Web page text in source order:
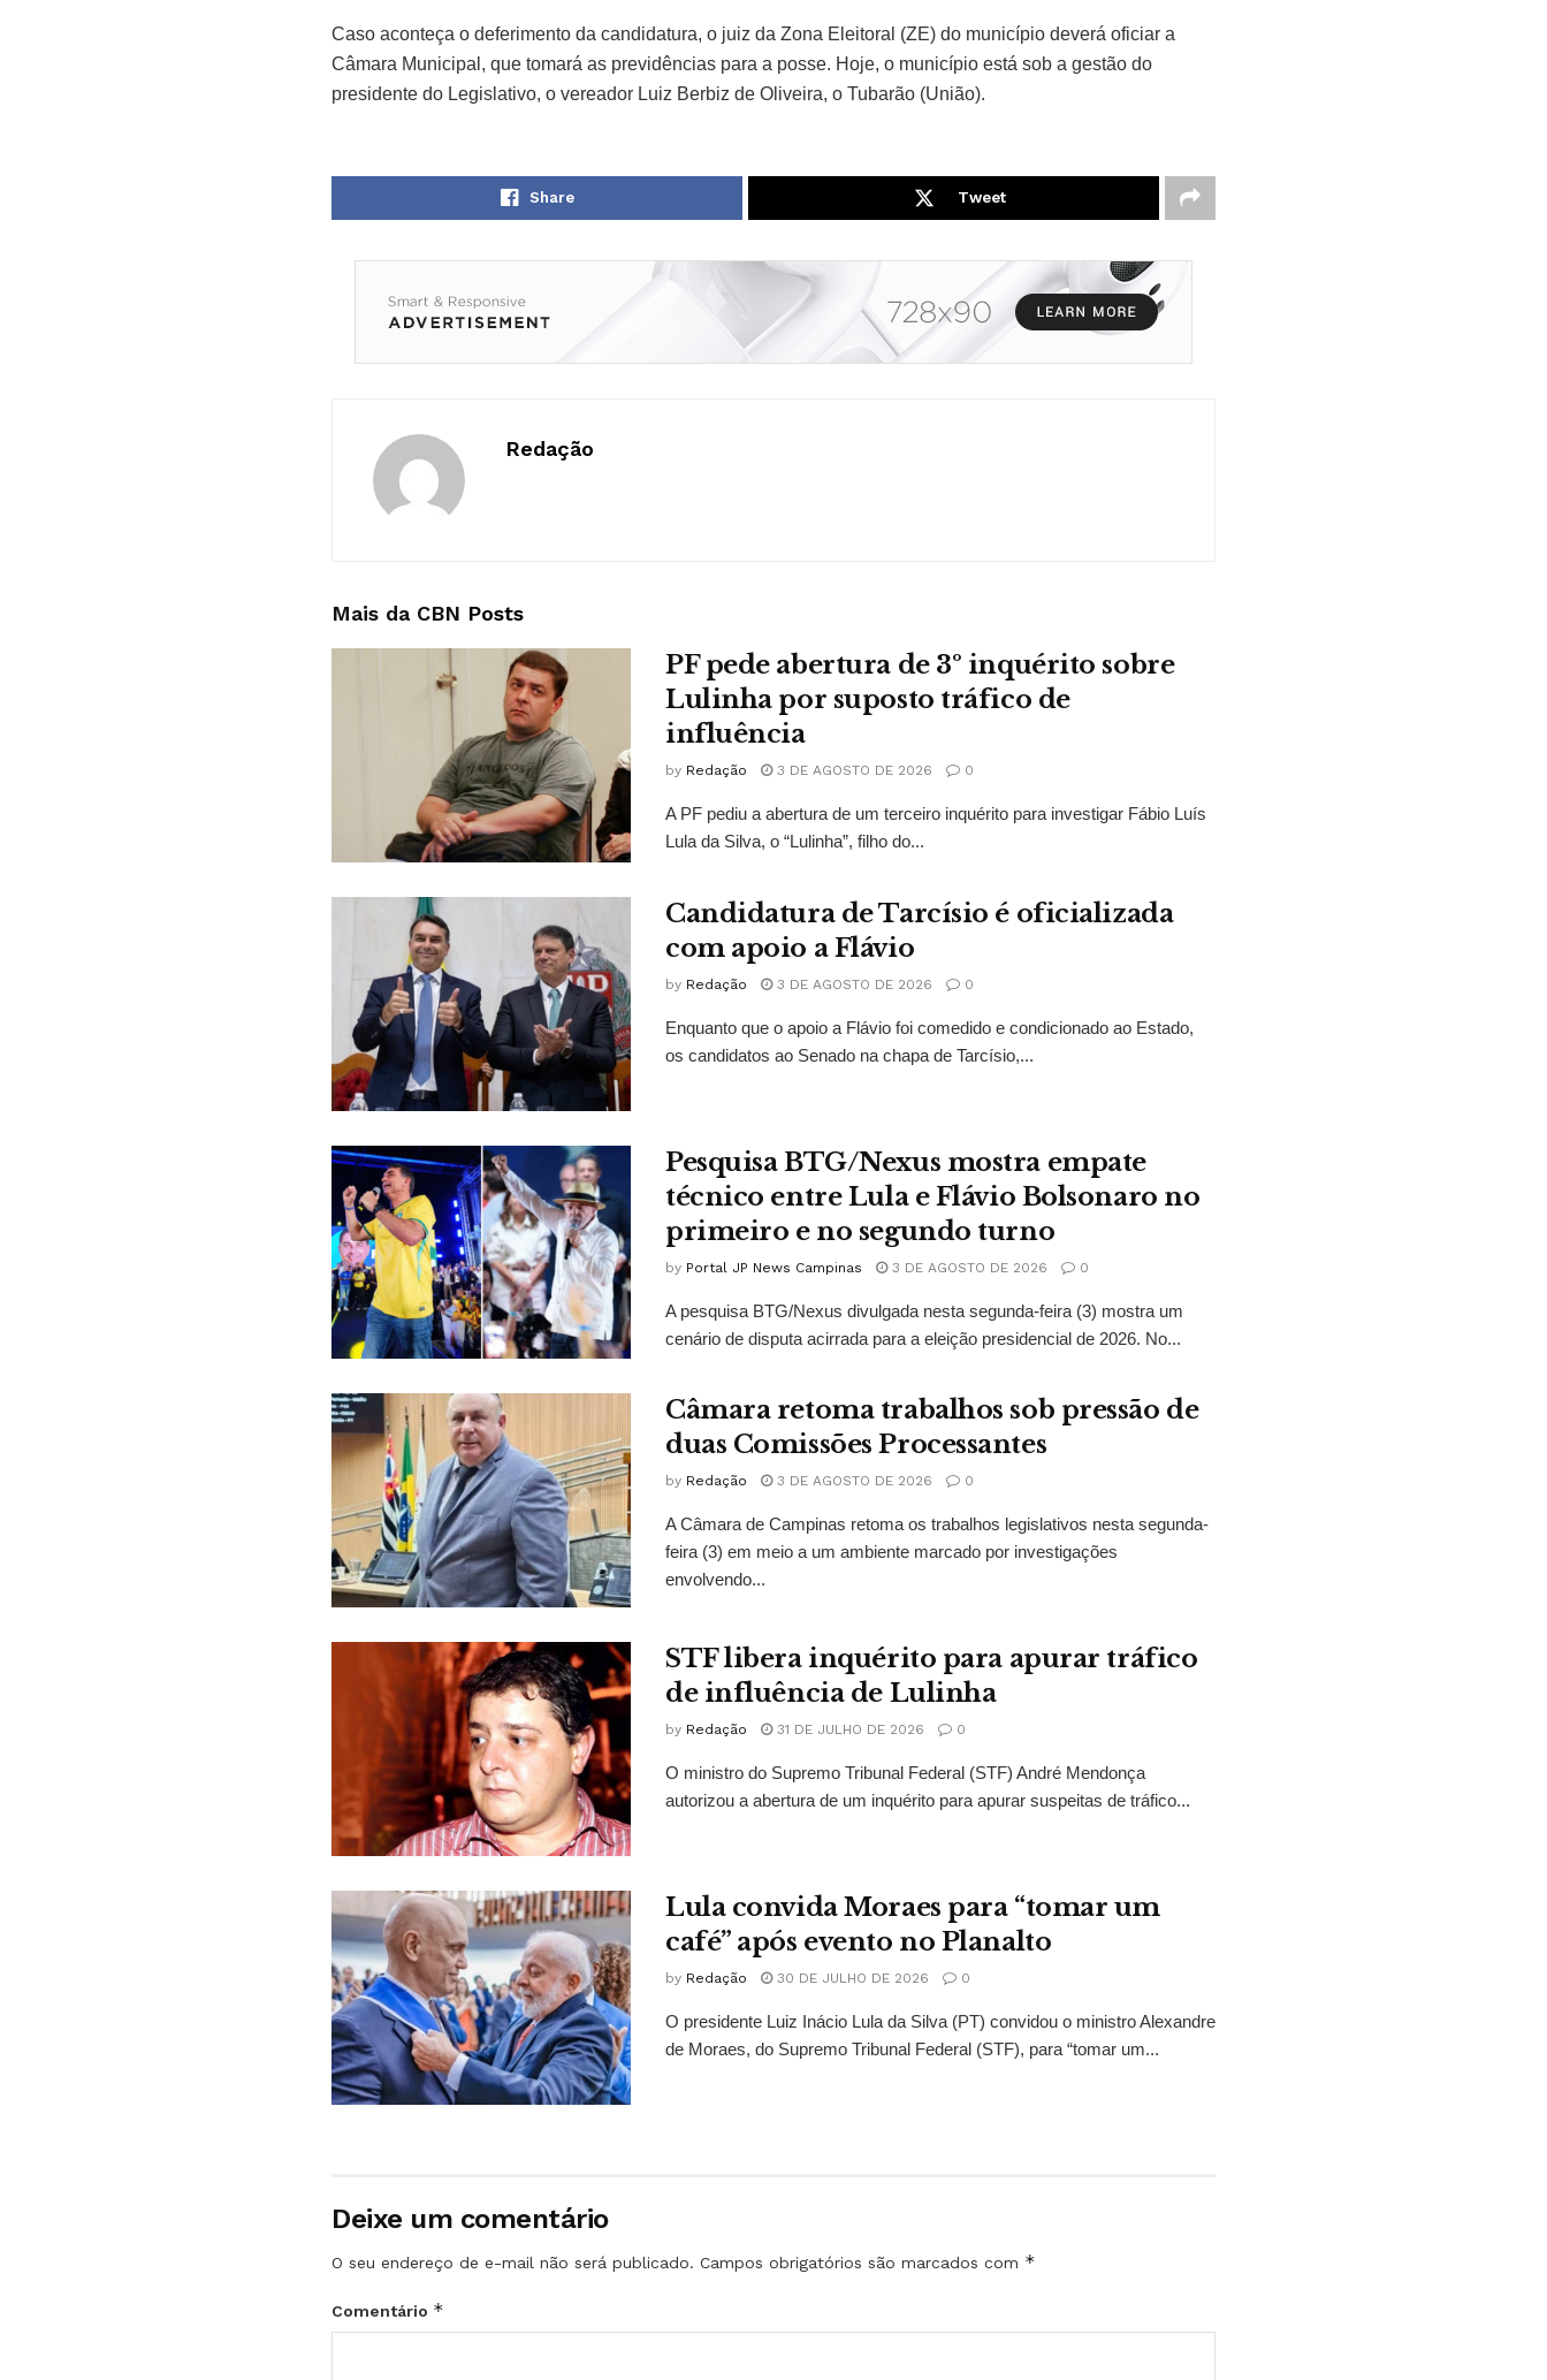
Caso aconteça o deferimento da candidatura, o juiz da Zona Eleitoral (ZE) do município deverá oficiar a
Câmara Municipal, que tomará as previdências para a posse. Hoje, o município está sob a gestão do
presidente do Legislativo, o vereador Luiz Berbiz de Oliveira, o Tubarão (União).
Share Tweet
Redação
Mais da CBN Posts
PF pede abertura de 3º inquérito sobre
Lulinha por suposto tráfico de
influência
by Redação 3 DE AGOSTO DE 2026 0
A PF pediu a abertura de um terceiro inquérito para investigar Fábio Luís
Lula da Silva, o “Lulinha”, filho do...
Candidatura de Tarcísio é oficializada
com apoio a Flávio
by Redação 3 DE AGOSTO DE 2026 0
Enquanto que o apoio a Flávio foi comedido e condicionado ao Estado,
os candidatos ao Senado na chapa de Tarcísio,...
Pesquisa BTG/Nexus mostra empate
técnico entre Lula e Flávio Bolsonaro no
primeiro e no segundo turno
by Portal JP News Campinas 3 DE AGOSTO DE 2026 0
A pesquisa BTG/Nexus divulgada nesta segunda-feira (3) mostra um
cenário de disputa acirrada para a eleição presidencial de 2026. No...
Câmara retoma trabalhos sob pressão de
duas Comissões Processantes
by Redação 3 DE AGOSTO DE 2026 0
A Câmara de Campinas retoma os trabalhos legislativos nesta segunda-
feira (3) em meio a um ambiente marcado por investigações
envolvendo...
STF libera inquérito para apurar tráfico
de influência de Lulinha
by Redação 31 DE JULHO DE 2026 0
O ministro do Supremo Tribunal Federal (STF) André Mendonça
autorizou a abertura de um inquérito para apurar suspeitas de tráfico...
Lula convida Moraes para “tomar um
café” após evento no Planalto
by Redação 30 DE JULHO DE 2026 0
O presidente Luiz Inácio Lula da Silva (PT) convidou o ministro Alexandre
de Moraes, do Supremo Tribunal Federal (STF), para “tomar um...
Deixe um comentário
O seu endereço de e-mail não será publicado. Campos obrigatórios são marcados com *
Comentário *